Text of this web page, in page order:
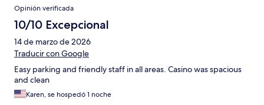
Opinión verificada
10/10 Excepcional
14 de marzo de 2026
Traducir con Google
Easy parking and friendly staff in all areas. Casino was spacious
and clean
Karen, se hospedó 1 noche